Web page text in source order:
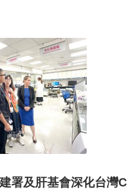
署及肝基會深化台灣C